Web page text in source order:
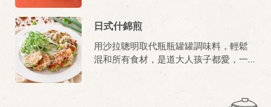
日式什錦煎
用沙拉聰明取代瓶瓶罐罐調味料，輕鬆
混和所有食材，是道大人孩子都愛，一